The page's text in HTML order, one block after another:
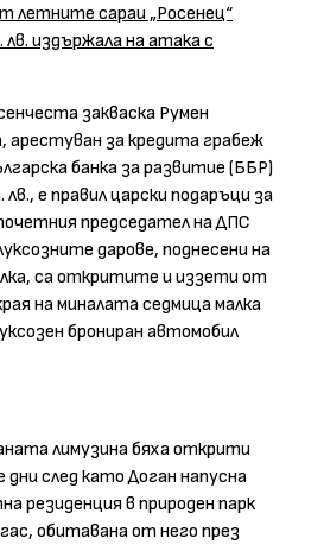
летните сараи „Росенец“
лв. издържала на атака с
закваска Румен
арестуван за кредита грабеж
банка за развитие (ББР)
лв., е правил царски подаръци за
председател на ДПС
дарове, поднесени на
са откритите и иззети от
на миналата седмица малка
брониран автомобил
лимузина бяха открити
след като Доган напусна
резиденция в природен парк
обитавана от него през